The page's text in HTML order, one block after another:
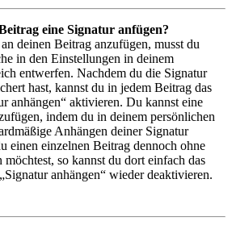
eine Signatur anfügen?
deinen Beitrag anzufügen, musst du
in den Einstellungen in deinem
entwerfen. Nachdem du die Signatur
hast, kannst du in jedem Beitrag das
anhängen“ aktivieren. Du kannst eine
indem du in deinem persönlichen
Anhängen deiner Signatur
einen einzelnen Beitrag dennoch ohne
möchtest, so kannst du dort einfach das
anhängen“ wieder deaktivieren.